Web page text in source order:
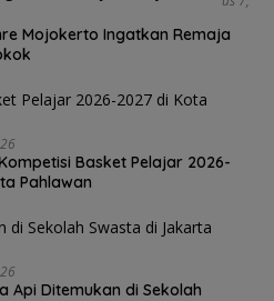
Mojokerto Ingatkan Remaja
Basket Pelajar 2026-
Pahlawan
Api Ditemukan di Sekolah